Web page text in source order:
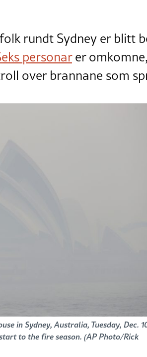
rundt Sydney er blitt
personarer
over brannane som
in Sydney, Australia, Tuesday, Dec.
to the fire season. (AP Photo/Rick